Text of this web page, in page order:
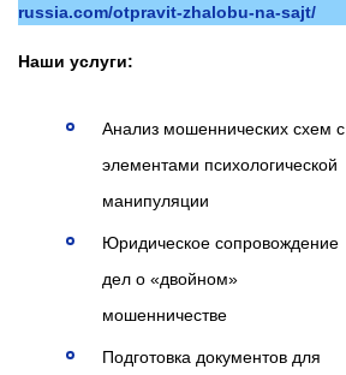
russia.com/otpravit-zhalobu-na-sajt/
Наши услуги:
Анализ мошеннических схем с
элементами психологической
манипуляции
Юридическое сопровождение
дел о «двойном»
мошенничестве
Подготовка документов для